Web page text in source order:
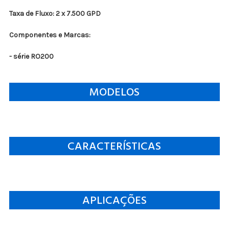
Taxa de Fluxo: 2 x 7.500 GPD
Componentes e Marcas:
- série RO200
MODELOS
CARACTERÍSTICAS
APLICAÇÕES